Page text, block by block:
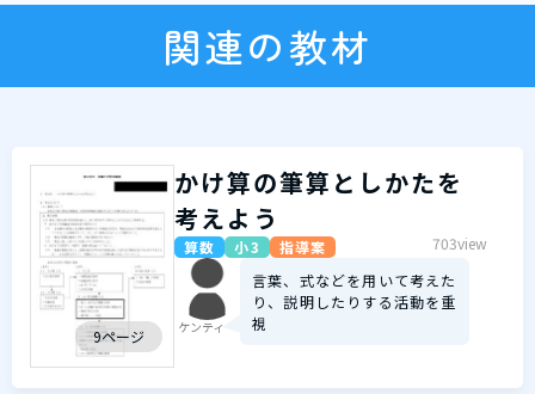
関連の教材
9ページ
かけ算の筆算としかたを
考えよう
算数 小3 指導案 703view
ケンティー
言葉、式などを用いて考えた
り、説明したりする活動を重
視